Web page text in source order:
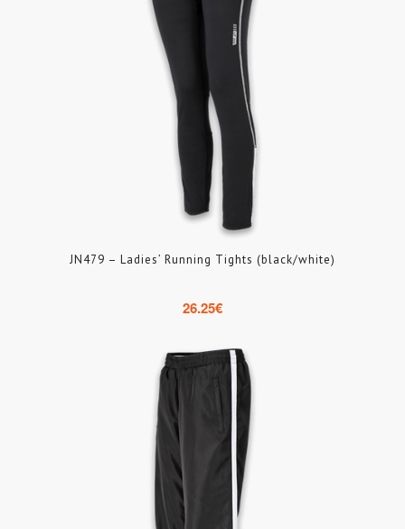
JN479 – Ladies’ Running Tights (black/white)
26.25€